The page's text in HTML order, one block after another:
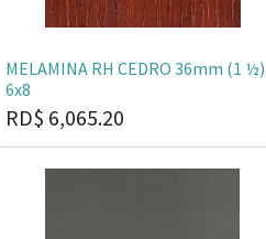
MELAMINA RH CEDRO 36mm (1 ½)
6x8
RD$ 6,065.20